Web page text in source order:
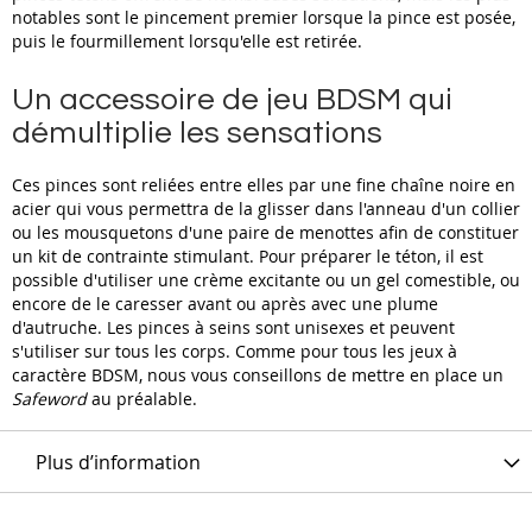
notables sont le pincement premier lorsque la pince est posée,
puis le fourmillement lorsqu'elle est retirée.
Un accessoire de jeu BDSM qui
démultiplie les sensations
Ces pinces sont reliées entre elles par une fine chaîne noire en
acier qui vous permettra de la glisser dans l'anneau d'un collier
ou les mousquetons d'une paire de menottes afin de constituer
un kit de contrainte stimulant. Pour préparer le téton, il est
possible d'utiliser une crème excitante ou un gel comestible, ou
encore de le caresser avant ou après avec une plume
d'autruche. Les pinces à seins sont unisexes et peuvent
s'utiliser sur tous les corps. Comme pour tous les jeux à
caractère BDSM, nous vous conseillons de mettre en place un
Safewordau préalable.
Plus d’information